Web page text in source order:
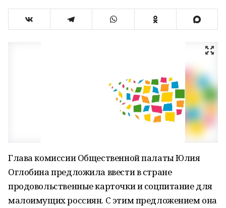
Глава комиссии Общественной палаты Юлия
Оглобина предложила ввести в стране
продовольственные карточки и соцпитание для
малоимущих россиян. С этим предложением она